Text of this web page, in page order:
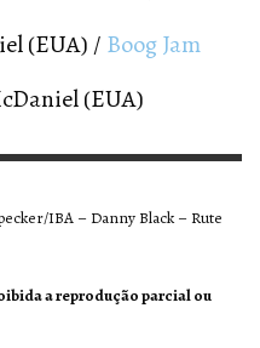
(EUA) / Boog Jam
(EUA)
IBA – Danny Black – Rute
a reprodução parcial ou